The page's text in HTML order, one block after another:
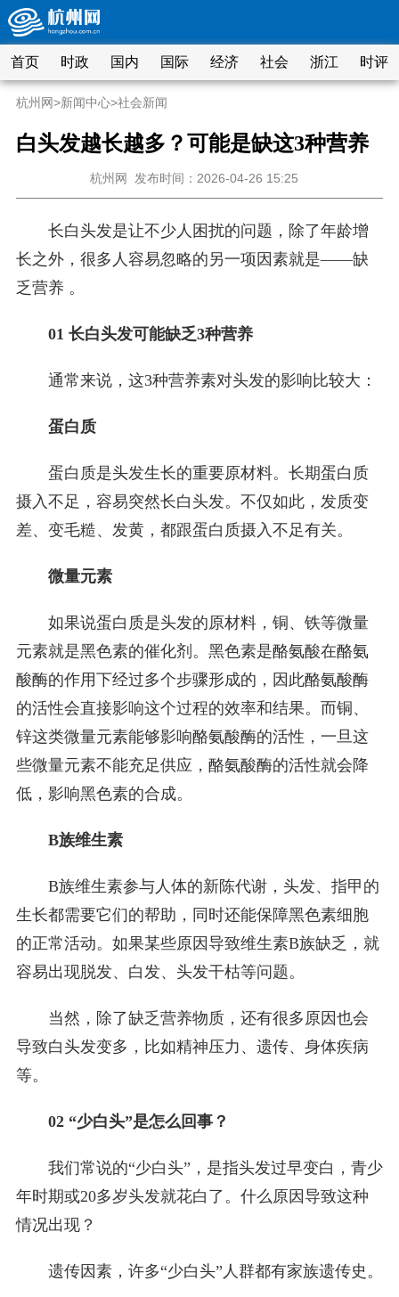
首页 时政 国内 国际 经济 社会 浙江 时评
杭州网>新闻中心>社会新闻
白头发越长越多？可能是缺这3种营养
杭州网 发布时间：2026-04-26 15:25
长白头发是让不少人困扰的问题，除了年龄增
长之外，很多人容易忽略的另一项因素就是——缺
乏营养 。
01 长白头发可能缺乏3种营养
通常来说，这3种营养素对头发的影响比较大：
蛋白质
蛋白质是头发生长的重要原材料。长期蛋白质
摄入不足，容易突然长白头发。不仅如此，发质变
差、变毛糙、发黄，都跟蛋白质摄入不足有关。
微量元素
如果说蛋白质是头发的原材料，铜、铁等微量
元素就是黑色素的催化剂。黑色素是酪氨酸在酪氨
酸酶的作用下经过多个步骤形成的，因此酪氨酸酶
的活性会直接影响这个过程的效率和结果。而铜、
锌这类微量元素能够影响酪氨酸酶的活性，一旦这
些微量元素不能充足供应，酪氨酸酶的活性就会降
低，影响黑色素的合成。
B族维生素
B族维生素参与人体的新陈代谢，头发、指甲的
生长都需要它们的帮助，同时还能保障黑色素细胞
的正常活动。如果某些原因导致维生素B族缺乏，就
容易出现脱发、白发、头发干枯等问题。
当然，除了缺乏营养物质，还有很多原因也会
导致白头发变多，比如精神压力、遗传、身体疾病
等。
02 “少白头”是怎么回事？
我们常说的“少白头”，是指头发过早变白，青少
年时期或20多岁头发就花白了。什么原因导致这种
情况出现？
遗传因素，许多“少白头”人群都有家族遗传史。